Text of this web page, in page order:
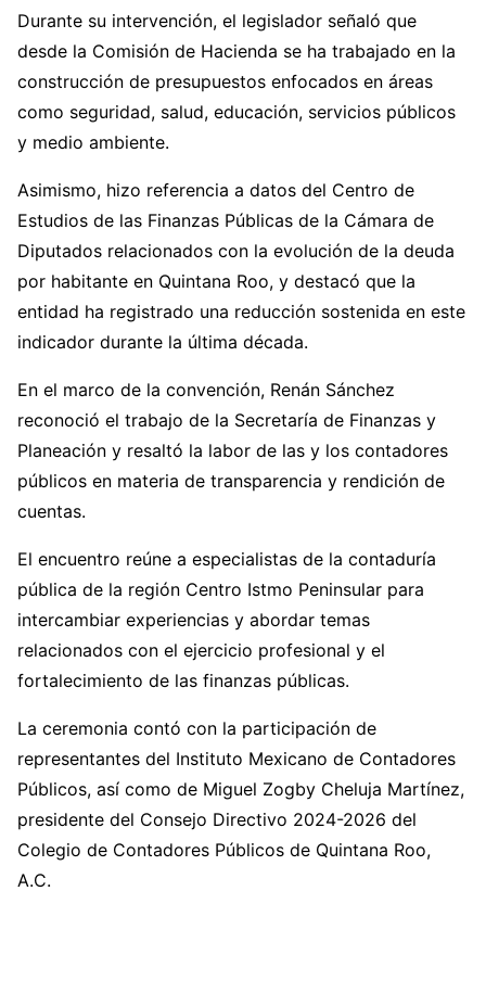
Durante su intervención, el legislador señaló que
desde la Comisión de Hacienda se ha trabajado en la
construcción de presupuestos enfocados en áreas
como seguridad, salud, educación, servicios públicos
y medio ambiente.
Asimismo, hizo referencia a datos del Centro de
Estudios de las Finanzas Públicas de la Cámara de
Diputados relacionados con la evolución de la deuda
por habitante en Quintana Roo, y destacó que la
entidad ha registrado una reducción sostenida en este
indicador durante la última década.
En el marco de la convención, Renán Sánchez
reconoció el trabajo de la Secretaría de Finanzas y
Planeación y resaltó la labor de las y los contadores
públicos en materia de transparencia y rendición de
cuentas.
El encuentro reúne a especialistas de la contaduría
pública de la región Centro Istmo Peninsular para
intercambiar experiencias y abordar temas
relacionados con el ejercicio profesional y el
fortalecimiento de las finanzas públicas.
La ceremonia contó con la participación de
representantes del Instituto Mexicano de Contadores
Públicos, así como de Miguel Zogby Cheluja Martínez,
presidente del Consejo Directivo 2024-2026 del
Colegio de Contadores Públicos de Quintana Roo,
A.C.